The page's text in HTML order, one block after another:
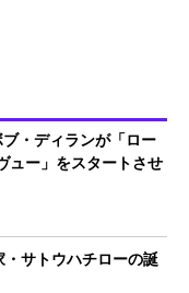
・ディランが「ロー
ュー」をスタートさせ
サトウハチローの誕